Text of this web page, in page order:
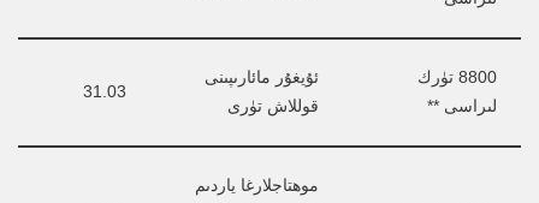
8800 تۈرك
لىراسى **
ئۇيغۇر مائارىپىنى
قوللاش تۈرى
31.03
موھتاجلارغا ياردىم